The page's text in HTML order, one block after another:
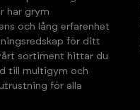
har grym
och lång erfarenhet
för ditt
sortiment hittar du
till multigym och
för alla